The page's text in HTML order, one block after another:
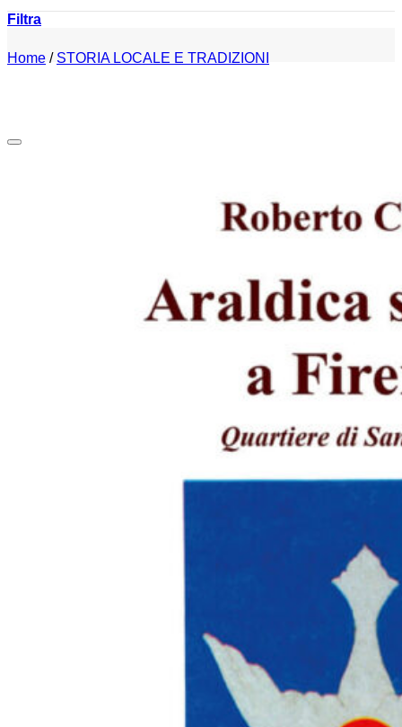
Filtra
Home / STORIA LOCALE E TRADIZIONI